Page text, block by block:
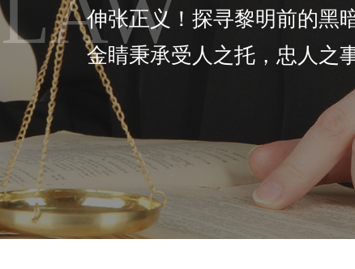
伸张正义！探寻黎明前的黑
金睛秉承受人之托，忠人之